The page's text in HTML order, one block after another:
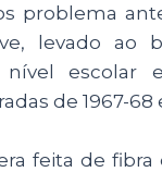
problema
levado ao
escolar
de 1967-68
feita de fibra